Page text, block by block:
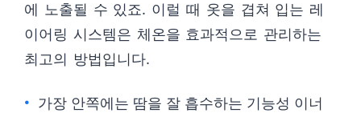
에 노출될 수 있죠. 이럴 때 옷을 겹쳐 입는 레
이어링 시스템은 체온을 효과적으로 관리하는
최고의 방법입니다.
가장 안쪽에는 땀을 잘 흡수하는 기능성 이너